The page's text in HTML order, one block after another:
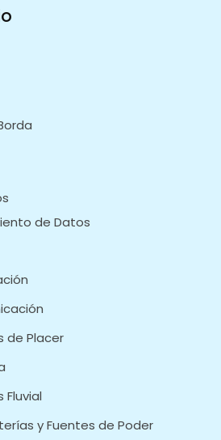
de Datos
de Placer
Fluvial
y Fuentes de Poder